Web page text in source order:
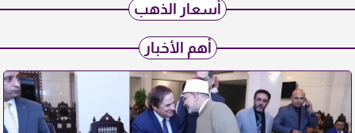
أسعار الذهب
أهم الأخبار